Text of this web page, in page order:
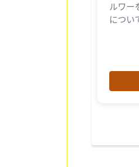
ルワー
につい